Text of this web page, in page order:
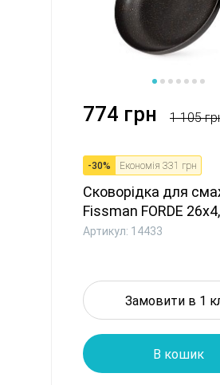
774 грн 1 105
-30% Економія 331 грн
Сковорідка для
Fissman FORDE
ал...
Артикул: 14433
Замовити в 1
В кошик